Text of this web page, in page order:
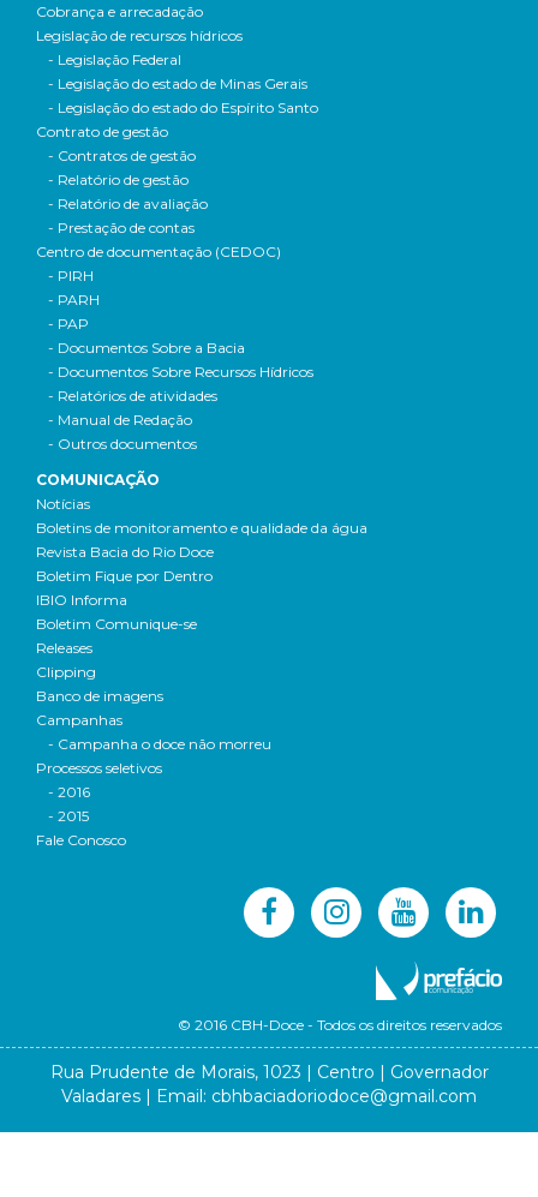
Cobrança e arrecadação
Legislação de recursos hídricos
- Legislação Federal
- Legislação do estado de Minas Gerais
- Legislação do estado do Espírito Santo
Contrato de gestão
- Contratos de gestão
- Relatório de gestão
- Relatório de avaliação
- Prestação de contas
Centro de documentação (CEDOC)
- PIRH
- PARH
- PAP
- Documentos Sobre a Bacia
- Documentos Sobre Recursos Hídricos
- Relatórios de atividades
- Manual de Redação
- Outros documentos
COMUNICAÇÃO
Notícias
Boletins de monitoramento e qualidade da água
Revista Bacia do Rio Doce
Boletim Fique por Dentro
IBIO Informa
Boletim Comunique-se
Releases
Clipping
Banco de imagens
Campanhas
- Campanha o doce não morreu
Processos seletivos
- 2016
- 2015
Fale Conosco
© 2016 CBH-Doce - Todos os direitos reservados
Rua Prudente de Morais, 1023 | Centro | Governador
Valadares | Email: cbhbaciadoriodoce@gmail.com